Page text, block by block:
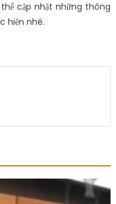
cập nhật những thông
hiện nhé.